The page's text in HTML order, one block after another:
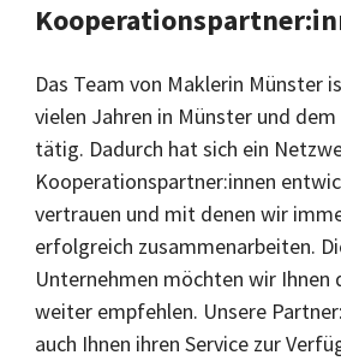
Das Team von Maklerin Münster
vielen Jahren in Münster und
tätig. Dadurch hat sich ein
Kooperationspartner:innen
vertrauen und mit denen wir
erfolgreich zusammenarbeiten.
Unternehmen möchten wir Ihnen
weiter empfehlen. Unsere
auch Ihnen ihren Service zur